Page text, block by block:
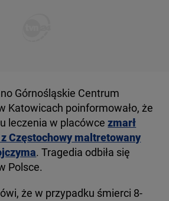
Górnośląskie Centrum
Katowicach poinformowało, że
leczenia w placówcezmarł
Częstochowy maltretowany
. Tragedia odbiła się
Polsce.
że w przypadku śmierci 8-